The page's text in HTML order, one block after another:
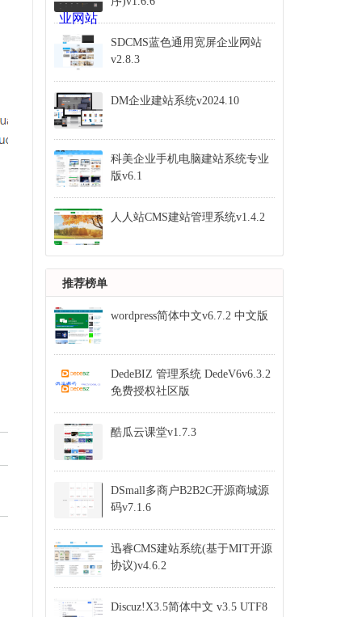
SDCMS蓝色通用宽屏企业网站
v2.8.3
DM企业建站系统v2024.10
科美企业手机电脑建站系统专业
版v6.1
人人站CMS建站管理系统v1.4.2
推荐榜单
wordpress简体中文v6.7.2 中文版
DedeBIZ 管理系统 DedeV6v6.3.2
免费授权社区版
酷瓜云课堂v1.7.3
DSmall多商户B2B2C开源商城源
码v7.1.6
迅睿CMS建站系统(基于MIT开源
协议)v4.6.2
Discuz!X3.5简体中文 v3.5 UTF8